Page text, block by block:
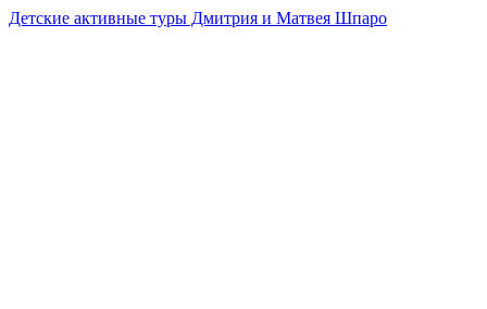
Детские активные туры Дмитрия и Матвея Шпаро